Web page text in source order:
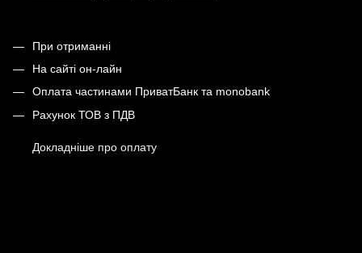
При отриманні
На сайті он-лайн
Оплата частинами ПриватБанк та monobank
Рахунок ТОВ з ПДВ
Докладніше про оплату